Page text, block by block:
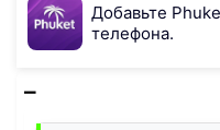
Добавьте
телефона.